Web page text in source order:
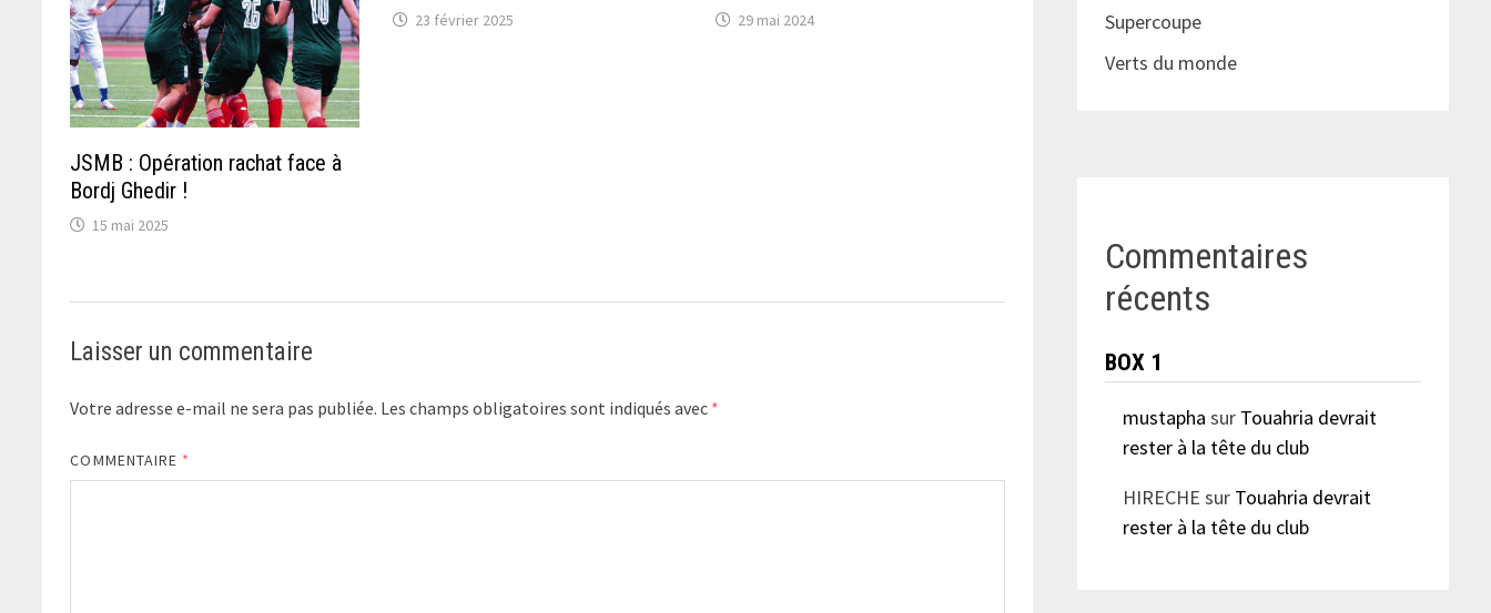
JSMB : Opération rachat face à
Bordj Ghedir !
15 mai 2025
23 février 2025 29 mai 2024
Laisser un commentaire
Votre adresse e-mail ne sera pas publiée. Les champs obligatoires sont indiqués avec *
COMMENTAIRE *
Supercoupe
Verts du monde
Commentaires
récents
BOX 1
mustapha sur Touahria devrait
rester à la tête du club
HIRECHE sur Touahria devrait
rester à la tête du club